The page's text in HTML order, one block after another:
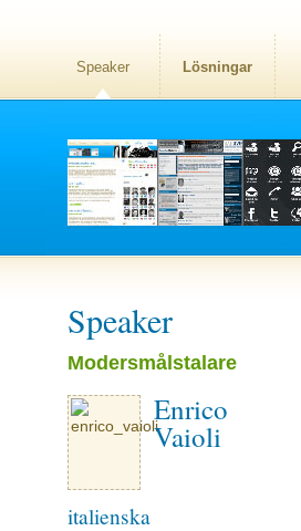
Speaker Lösningar
Speaker
Modersmålstalare
Enrico
Vaioli
italienska